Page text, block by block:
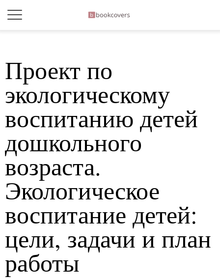
Проект по
экологическому
воспитанию детей
дошкольного
возраста.
Экологическое
воспитание детей:
цели, задачи и план
работы